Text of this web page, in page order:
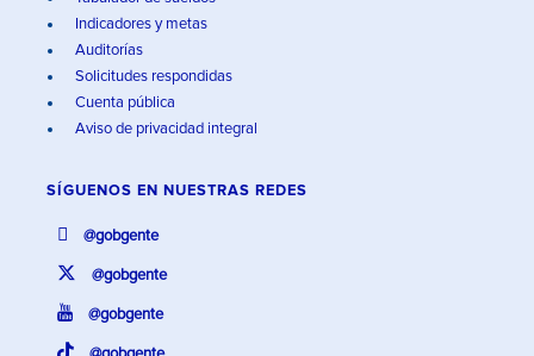
Indicadores y metas
Auditorías
Solicitudes respondidas
Cuenta pública
Aviso de privacidad integral
SÍGUENOS EN NUESTRAS REDES
@gobgente
@gobgente
@gobgente